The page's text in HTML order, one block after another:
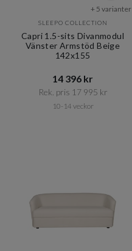
+ 5 varianter
SLEEPO COLLECTION
Capri 1.5-sits Divanmodul
Vänster Armstöd Beige
142x155
14 396 kr​​
Rek. pris 17 995 kr​​
10-14 veckor